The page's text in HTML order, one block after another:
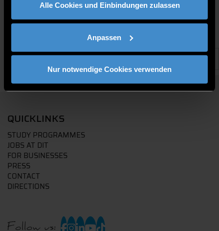
Alle Cookies und Einbindungen zulassen
Anpassen
Nur notwendige Cookies verwenden
QUICKLINKS
STUDY PROGRAMMES
JOBS AT DIT
FOR BUSINESSES
PRESS
CONTACT
DIRECTIONS
Follow us: